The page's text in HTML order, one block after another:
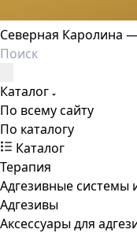
Северная Каролина
Каталог
По всему сайту
По каталогу
Каталог
Терапия
Адгезивные системы
Адгезивы
Аксессуары для